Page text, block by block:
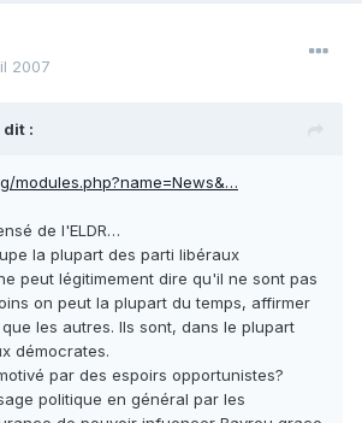
2007
dit :
modules.php?name=News&…
de l'ELDR…
la plupart des parti libéraux
peut légitimement dire qu'il ne sont pas
on peut la plupart du temps, affirmer
les autres. Ils sont, dans le plupart
démocrates.
par des espoirs opportunistes?
politique en général par les